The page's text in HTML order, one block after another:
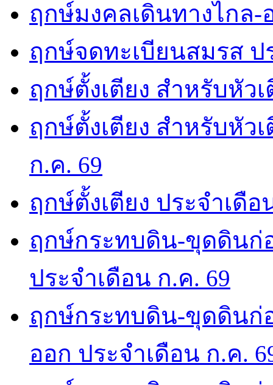
ฤกษ์มงคลเดินทางไกล-
ฤกษ์จดทะเบียนสมรส ป
ฤกษ์ตั้งเตียง สำหรับหัว
ฤกษ์ตั้งเตียง สำหรับหัว
ก.ค. 69
ฤกษ์ตั้งเตียง ประจำเดือ
ฤกษ์กระทบดิน-ขุดดินก่
ประจำเดือน ก.ค. 69
ฤกษ์กระทบดิน-ขุดดินก่
ออก ประจำเดือน ก.ค.